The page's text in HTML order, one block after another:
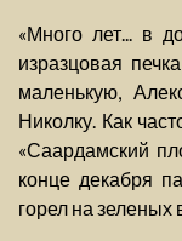
«Много лет... в
изразцовая
маленькую,
Николку. Как
«Саардамский
конце декабря
горел на зеленых